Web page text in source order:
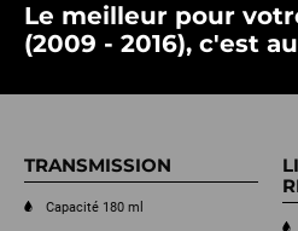
Le meilleur pour
(2009 - 2016), c'est
TRANSMISSION
Capacité 180 ml